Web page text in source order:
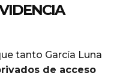
tanto García Luna
de acceso